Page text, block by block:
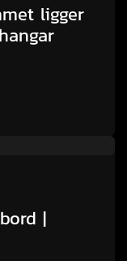
ligger
|